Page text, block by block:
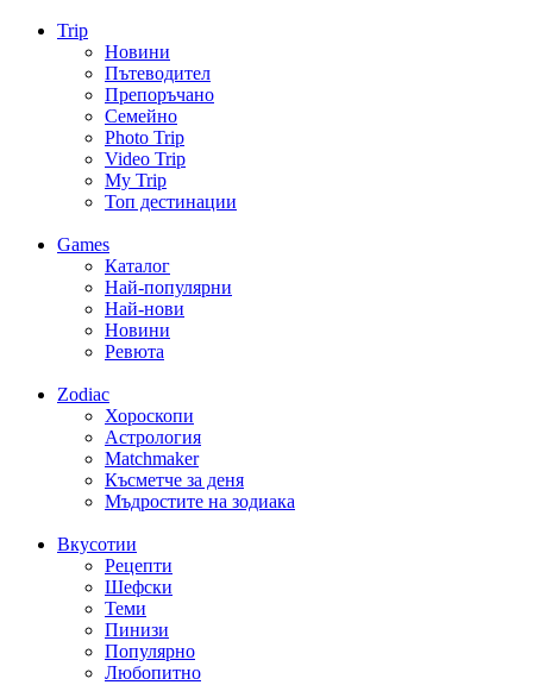
Trip
Новини
Пътеводител
Препоръчано
Семейно
Photo Trip
Video Trip
My Trip
Топ дестинации
Games
Каталог
Най-популярни
Най-нови
Новини
Ревюта
Zodiac
Хороскопи
Астрология
Matchmaker
Късметче за деня
Мъдростите на зодиака
Вкусотии
Рецепти
Шефски
Теми
Пинизи
Популярно
Любопитно